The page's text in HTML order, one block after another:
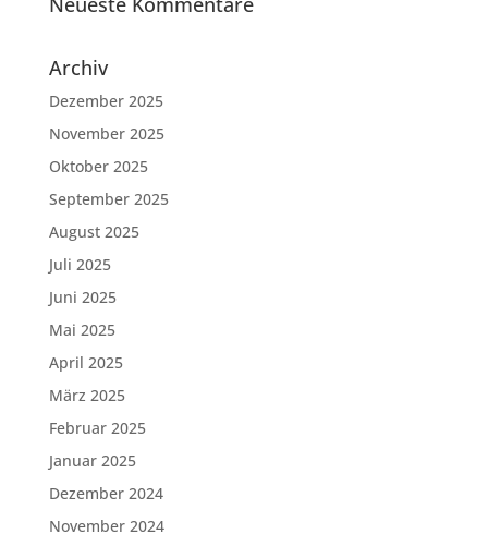
Archiv
Dezember 2025
November 2025
Oktober 2025
September 2025
August 2025
Juli 2025
Juni 2025
Mai 2025
April 2025
März 2025
Februar 2025
Januar 2025
Dezember 2024
November 2024